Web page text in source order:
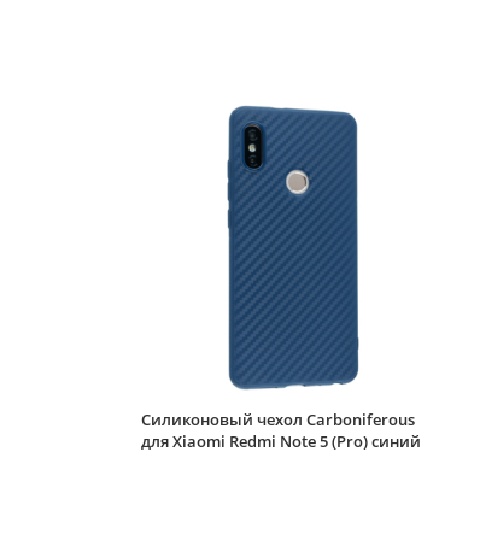
Силиконовый чехол Carboniferous
для Xiaomi Redmi Note 5 (Pro) синий